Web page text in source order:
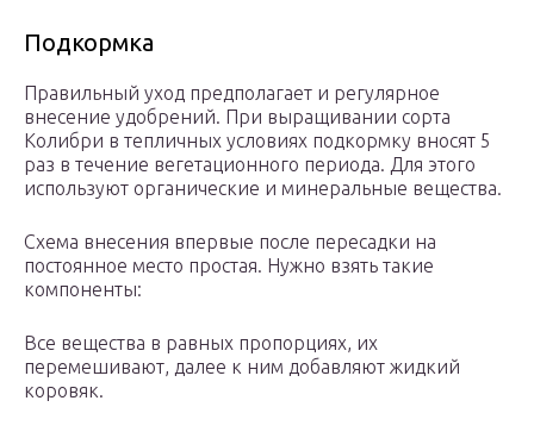
Подкормка
Правильный уход предполагает и регулярное
внесение удобрений. При выращивании сорта
Колибри в тепличных условиях подкормку вносят 5
раз в течение вегетационного периода. Для этого
используют органические и минеральные вещества.
Схема внесения впервые после пересадки на
постоянное место простая. Нужно взять такие
компоненты:
Все вещества в равных пропорциях, их
перемешивают, далее к ним добавляют жидкий
коровяк.